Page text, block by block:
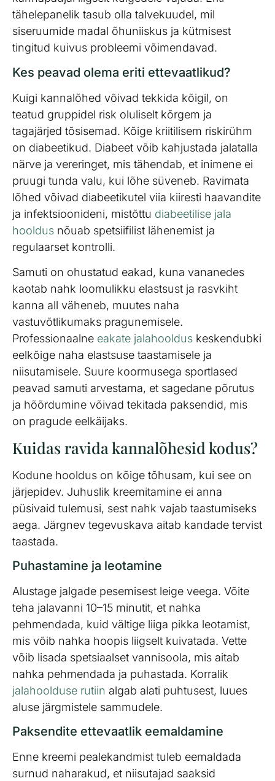
tähelepanelik tasub olla talvekuudel, mil
siseruumide madal õhuniiskus ja kütmisest
tingitud kuivus probleemi võimendavad.
Kes peavad olema eriti ettevaatlikud?
Kuigi kannalõhed võivad tekkida kõigil, on
teatud gruppidel risk oluliselt kõrgem ja
tagajärjed tõsisemad. Kõige kriitilisem riskirühm
on diabeetikud. Diabeet võib kahjustada jalatalla
närve ja vereringet, mis tähendab, et inimene ei
pruugi tunda valu, kui lõhe süveneb. Ravimata
lõhed võivad diabeetikutel viia kiiresti haavandite
ja infektsioonideni, mistõttu diabeetilise jala
hooldus nõuab spetsiifilist lähenemist ja
regulaarset kontrolli.
Samuti on ohustatud eakad, kuna vananedes
kaotab nahk loomulikku elastsust ja rasvkiht
kanna all väheneb, muutes naha
vastuvõtlikumaks pragunemisele.
Professionaalne eakate jalahooldus keskendubki
eelkõige naha elastsuse taastamisele ja
niisutamisele. Suure koormusega sportlased
peavad samuti arvestama, et sagedane põrutus
ja hõõrdumine võivad tekitada paksendid, mis
on pragude eelkäijaks.
Kuidas ravida kannalõhesid kodus?
Kodune hooldus on kõige tõhusam, kui see on
järjepidev. Juhuslik kreemitamine ei anna
püsivaid tulemusi, sest nahk vajab taastumiseks
aega. Järgnev tegevuskava aitab kandade tervist
taastada.
Puhastamine ja leotamine
Alustage jalgade pesemisest leige veega. Võite
teha jalavanni 10–15 minutit, et nahka
pehmendada, kuid vältige liiga pikka leotamist,
mis võib nahka hoopis liigselt kuivatada. Vette
võib lisada spetsiaalset vannisoola, mis aitab
nahka pehmendada ja puhastada. Korralik
jalahoolduse rutiin algab alati puhtusest, luues
aluse järgmistele sammudele.
Paksendite ettevaatlik eemaldamine
Enne kreemi pealekandmist tuleb eemaldada
surnud naharakud, et niisutajad saaksid